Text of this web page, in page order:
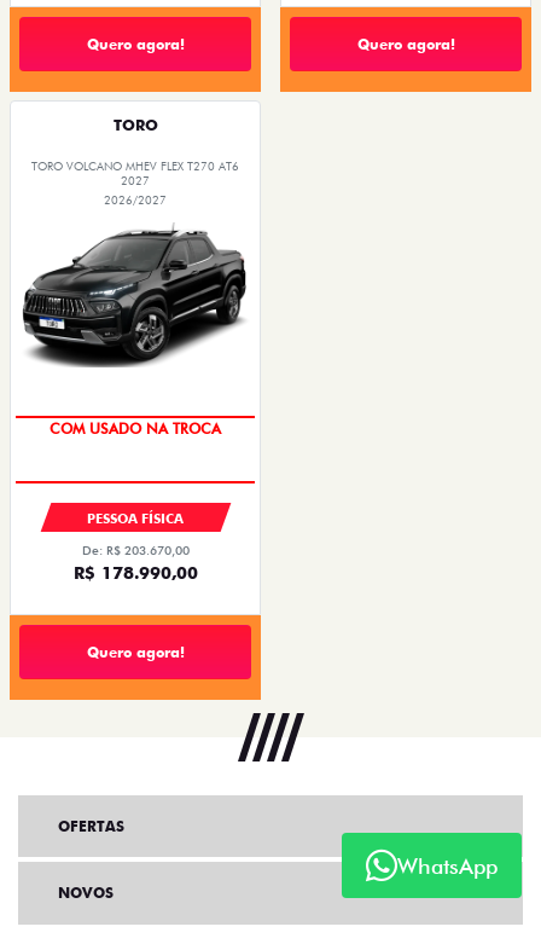
Quero agora! Quero agora!
TORO
TORO VOLCANO MHEV FLEX T270 AT6
2027
2026/2027
COM USADO NA TROCA
PESSOA FÍSICA
De: R$ 203.670,00
R$ 178.990,00
Quero agora!
WhatsApp
OFERTAS
NOVOS